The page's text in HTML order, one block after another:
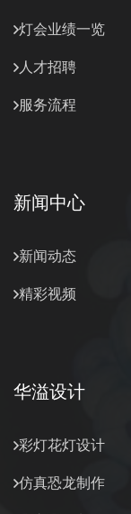
灯会业绩一览
人才招聘
服务流程
新闻中心
新闻动态
精彩视频
华溢设计
彩灯花灯设计
仿真恐龙制作